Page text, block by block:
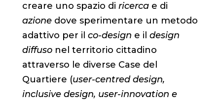
creare uno spazio di ricercae di
azionedove sperimentare un metodo
adattivo per il co-design e il design
diffusonel territorio cittadino
attraverso le diverse Case del
Quartiere (user-centred design,
inclusive design, user-innovation e